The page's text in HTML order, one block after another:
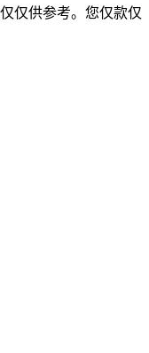
仅供参考。您仅款仅